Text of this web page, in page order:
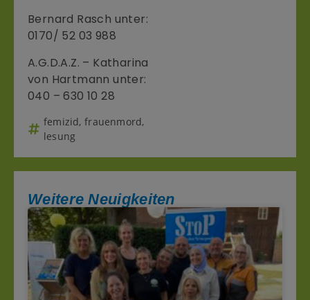
Bernard Rasch unter:
0170/ 52 03 988
A.G.D.A.Z. – Katharina
von Hartmann unter:
040 – 630 10 28
femizid,frauenmord,
lesung
Weitere Neuigkeiten